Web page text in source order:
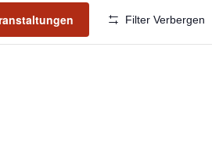
Filter Verbergen